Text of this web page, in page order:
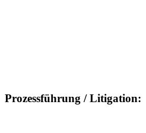
Prozessführung / Litigation: